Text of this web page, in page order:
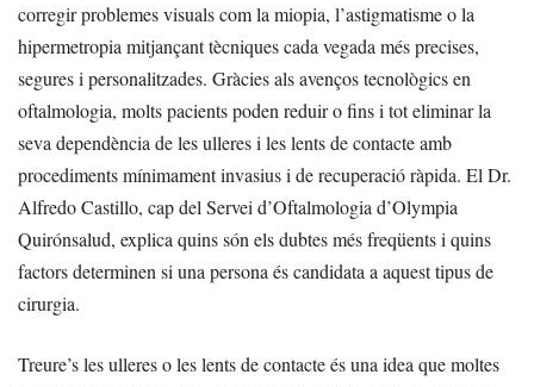
corregir problemes visuals com la miopia, l’astigmatisme o la
hipermetropia mitjançant tècniques cada vegada més precises,
segures i personalitzades. Gràcies als avenços tecnològics en
oftalmologia, molts pacients poden reduir o fins i tot eliminar la
seva dependència de les ulleres i les lents de contacte amb
procediments mínimament invasius i de recuperació ràpida. El Dr.
Alfredo Castillo, cap del Servei d’Oftalmologia d’Olympia
Quirónsalud, explica quins són els dubtes més freqüents i quins
factors determinen si una persona és candidata a aquest tipus de
cirurgia.
Treure’s les ulleres o les lents de contacte és una idea que moltes